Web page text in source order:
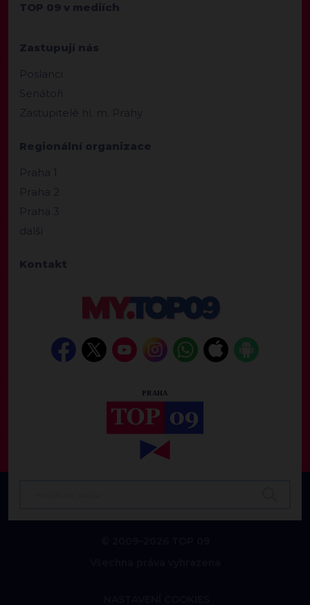
TOP 09 v mediích
Zastupují nás
Poslanci
Senátoři
Zastupitelé hl. m. Prahy
Regionální organizace
Praha 1
Praha 2
Praha 3
další
Kontakt